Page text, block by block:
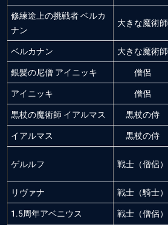
修練途上の挑戦者 ベルカ
ナン
大きな魔術師
ベルカナン 大きな魔術師
銀髪の尼僧 アイニッキ 僧侶
アイニッキ 僧侶
黒杖の魔術師 イアルマス 黒杖の侍
イアルマス 黒杖の侍
ゲルルフ 戦士（僧侶）
リヴァナ 戦士（騎士）
1.5周年アベニウス 戦士（僧侶）